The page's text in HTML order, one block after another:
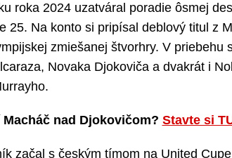
roka 2024 uzatváral poradie ôsmej
25. Na konto si pripísal deblový titul z
zmiešanej štvorhry. V priebehu
Novaka Djokoviča a dvakrát i
nad Djokovičom? Stavte si
začal s českým tímom na United